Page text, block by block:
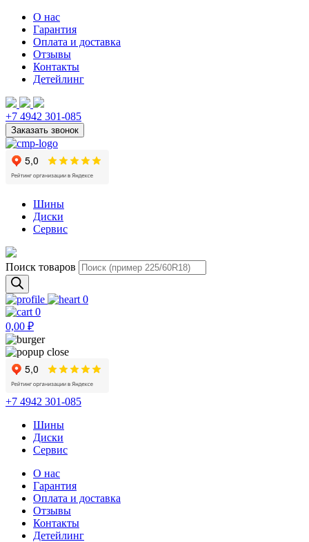
О нас
Гарантия
Оплата и доставка
Отзывы
Контакты
Детейлинг
+7 4942 301-085
Шины
Диски
Сервис
Поиск товаров
0
0
0,00 ₽
+7 4942 301-085
Шины
Диски
Сервис
О нас
Гарантия
Оплата и доставка
Отзывы
Контакты
Детейлинг